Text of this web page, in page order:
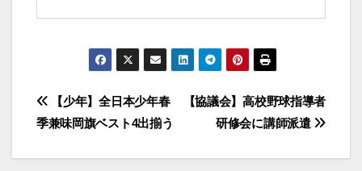
投
稿
【協議会】高校野球指導者
研修会に講師派遣
【少年】全日本少年春
季兼味岡旗ベスト4出揃う